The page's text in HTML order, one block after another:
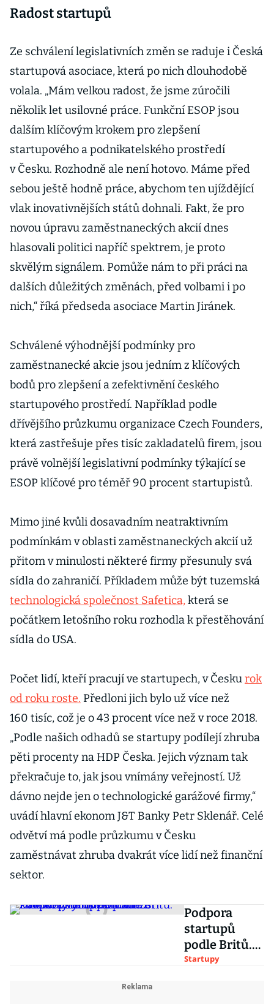
Radost startupů
Ze schválení legislativních změn se raduje i Česká
startupová asociace, která po nich dlouhodobě
volala. „Mám velkou radost, že jsme zúročili
několik let usilovné práce. Funkční ESOP jsou
dalším klíčovým krokem pro zlepšení
startupového a podnikatelského prostředí
v Česku. Rozhodně ale není hotovo. Máme před
sebou ještě hodně práce, abychom ten ujíždějící
vlak inovativnějších států dohnali. Fakt, že pro
novou úpravu zaměstnaneckých akcií dnes
hlasovali politici napříč spektrem, je proto
skvělým signálem. Pomůže nám to při práci na
dalších důležitých změnách, před volbami i po
nich,“ říká předseda asociace Martin Jiránek.
Schválené výhodnější podmínky pro
zaměstnanecké akcie jsou jedním z klíčových
bodů pro zlepšení a zefektivnění českého
startupového prostředí. Například podle
dřívějšího průzkumu organizace Czech Founders,
která zastřešuje přes tisíc zakladatelů firem, jsou
právě volnější legislativní podmínky týkající se
ESOP klíčové pro téměř 90 procent startupistů.
Mimo jiné kvůli dosavadním neatraktivním
podmínkám v oblasti zaměstnaneckých akcií už
přitom v minulosti některé firmy přesunuly svá
sídla do zahraničí. Příkladem může být tuzemská
technologická společnost Safetica,která se
počátkem letošního roku rozhodla k přestěhování
sídla do USA.
Počet lidí, kteří pracují ve startupech, v Českurok
od roku roste. Předloni jich bylo už více než
160 tisíc, což je o 43 procent více než v roce 2018.
„Podle našich odhadů se startupy podílejí zhruba
pěti procenty na HDP Česka. Jejich význam tak
překračuje to, jak jsou vnímány veřejností. Už
dávno nejde jen o technologické garážové firmy,“
uvádí hlavní ekonom J&T Banky Petr Sklenář. Celé
odvětví má podle průzkumu v Česku
zaměstnávat zhruba dvakrát více lidí než finanční
sektor.
Podpora
startupů
podle Britů.
Daňové
Startupy